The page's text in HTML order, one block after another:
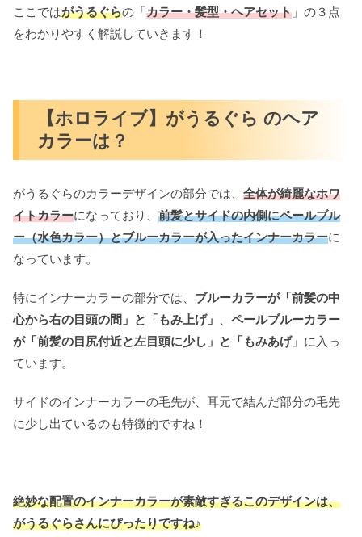
ここではがうるぐらの「カラー・髪型・ヘアセット 」の３点
をわかりやすく解説していきます！
【ホロライブ】がうるぐら のヘア
カラーは？
がうるぐらのカラーデザインの部分では、 全体が綺麗なホワ
イトカラーになっており、 前髪とサイドの内側にペールブル
ー（水色カラー）とブルーカラーが入ったインナーカラーに
なっています。
特にインナーカラーの部分では、 ブルーカラーが「前髪の中
心から右の目頭の間」と「もみ上げ」
ペールブルーカラー
が「前髪の目尻付近と左目頭に少し」と「もみあげ」 に入っ
ています。
サイドのインナーカラーの毛先が、耳元で結んだ部分の毛先
に少し出ているのも特徴的ですね！
絶妙な配置のインナーカラーが素敵すぎるこのデザインは、
がうるぐらさんにぴったりですね♪